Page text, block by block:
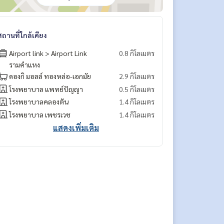
ถานที่ใกล้เคียง
Airport link > Airport Link
รามคำแหง
0.8 กิโลเมตร
ดองกิ มอลล์ ทองหล่อ-เอกมัย
2.9 กิโลเมตร
โรงพยาบาล แพทย์ปัญญา
0.5 กิโลเมตร
โรงพยาบาลคลองตัน
1.4 กิโลเมตร
โรงพยาบาล เพชรเวช
1.4 กิโลเมตร
แสดงเพิ่มเติม